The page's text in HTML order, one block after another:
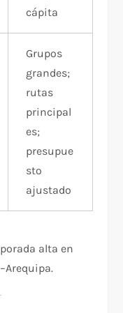
cápita
Grupos
grandes;
rutas
principal
es;
presupue
sto
ajustado
alta en